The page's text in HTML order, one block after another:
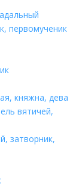
первомученик
княжна, дева
вятичей,
затворник,